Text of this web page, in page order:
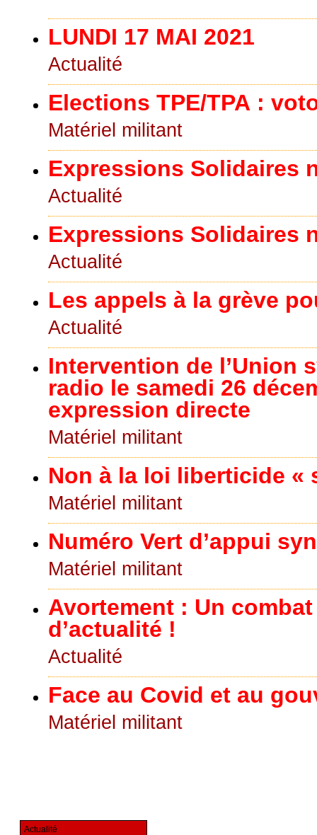
LUNDI 17 MAI 2021
Actualité
Elections TPE/TPA :
Matériel militant
Expressions Solidaires
Actualité
Expressions Solidaires
Actualité
Les appels à la grève
Actualité
Intervention de l’Union
radio le samedi 26
expression directe
Matériel militant
Non à la loi liberticide «
Matériel militant
Numéro Vert d’appui
Matériel militant
Avortement : Un
d’actualité !
Actualité
Face au Covid et au
Matériel militant
Actualité